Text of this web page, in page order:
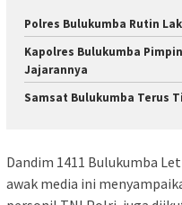
Polres Bulukumba Rutin
Kapolres Bulukumba
Jajarannya
Samsat Bulukumba Terus
Dandim 1411 Bulukumba
awak media ini